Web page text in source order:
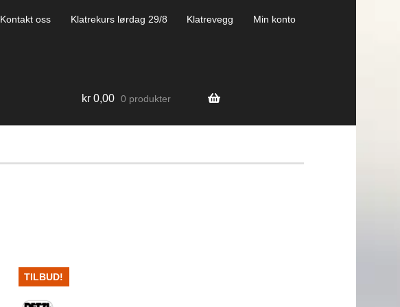
Kontakt oss Klatrekurs lørdag 29/8 Klatrevegg Min konto
kr 0,00 0 produkter
TILBUD!